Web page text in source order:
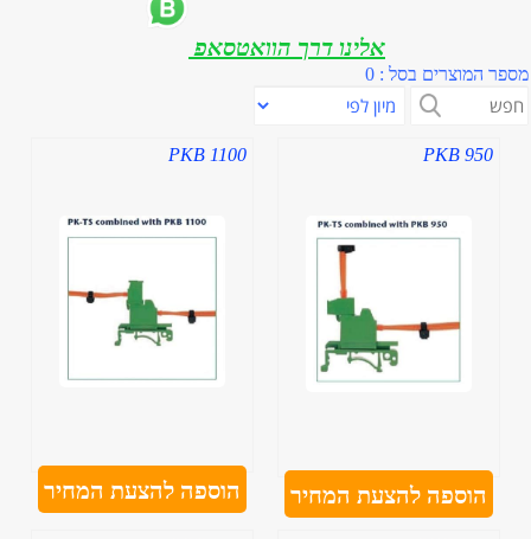
אלינו דרך הוואטסאפ
מספר המוצרים בסל : 0
PKB 950
הוספה להצעת המחיר
PKB 1100
הוספה להצעת המחיר